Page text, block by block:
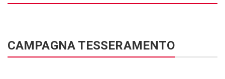
CAMPAGNA TESSERAMENTO